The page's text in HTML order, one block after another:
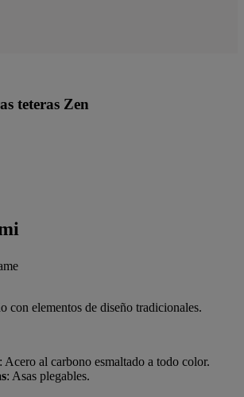
teteras Zen
con elementos de diseño tradicionales.
: Acero al carbono esmaltado a todo color.
: Asas plegables.